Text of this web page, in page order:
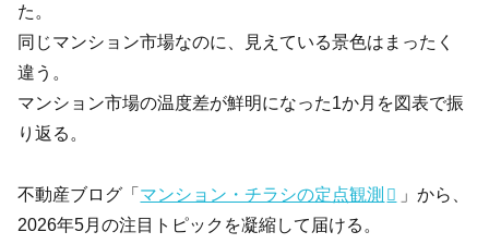
た。
同じマンション市場なのに、見えている景色はまったく
違う。
マンション市場の温度差が鮮明になった1か月を図表で振
り返る。
不動産ブログ「マンション・チラシの定点観測
」から、
2026年5月の注目トピックを凝縮して届ける。